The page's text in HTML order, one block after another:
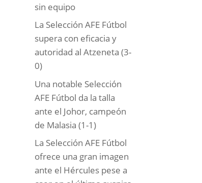
sin equipo
La Selección AFE Fútbol
supera con eficacia y
autoridad al Atzeneta (3-
0)
Una notable Selección
AFE Fútbol da la talla
ante el Johor, campeón
de Malasia (1-1)
La Selección AFE Fútbol
ofrece una gran imagen
ante el Hércules pese a